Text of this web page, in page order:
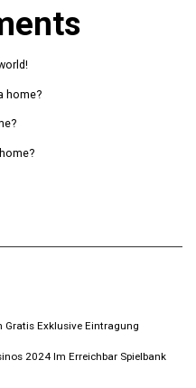
home?
Gratis Exklusive Eintragung
2024 Im Erreichbar Spielbank